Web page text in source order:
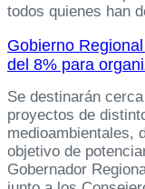
todos quienes han
Gobierno
del 8% para
Se destinarán
proyectos de
medioambientales,
objetivo de
Gobernador